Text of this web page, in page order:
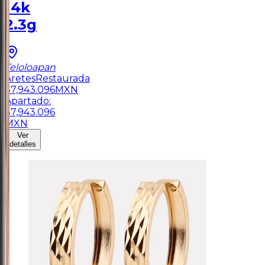
14k
2.3g
Teloloapan
AretesRestaurada
$7,943.096MXN
Apartado:
$7,943.096
MXN
Ver
detalles